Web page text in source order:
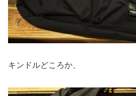
キンドルどころか、